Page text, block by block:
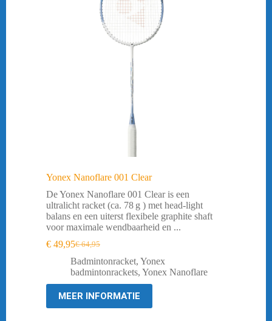
Yonex Nanoflare 001 Clear
De Yonex Nanoflare 001 Clear is een
ultralicht racket (ca. 78 g ) met head‑light
balans en een uiterst flexibele graphite shaft
voor maximale wendbaarheid en ...
€64,95
Oorspronkelijke
prijs
was:
€ 64,95.
€ 49,95Huidige
prijs
is:
€ 49,95.
Badmintonracket, Yonex
badmintonrackets, Yonex Nanoflare
MEER INFORMATIE